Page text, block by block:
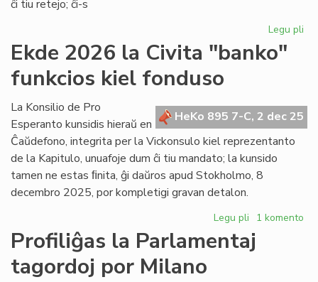
ĉi tiu retejo; ĉi-s
Legu pli
de
Ekde 2026 la Civita "banko"
funkcios kiel fonduso
HeKo 895 7-C, 2 dec 25
La Konsilio de Pro
Esperanto kunsidis hieraŭ en
Ĉaŭdefono, integrita per la Vickonsulo kiel reprezentanto
de la Kapitulo, unuafoje dum ĉi tiu mandato; la kunsido
tamen ne estas ﬁnita, ĝi daŭros apud Stokholmo, 8
decembro 2025, por kompletigi gravan detalon.
Legu pli pri
Ekde
2026
1 komento
Profiliĝas la Parlamentaj
tagordoj por Milano